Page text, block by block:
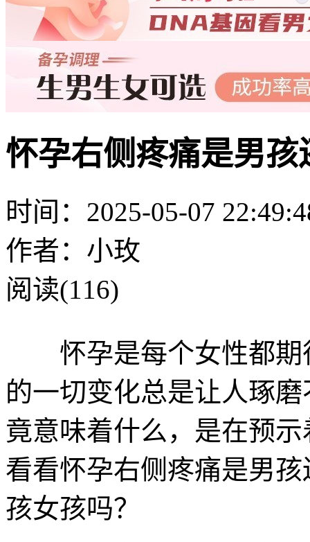
怀孕右侧疼痛是男孩
时间：2025-05-07
作者：小玫
阅读(116)
怀孕是每个女性都期
的一切变化总是让人琢
竟意味着什么，是在预
看看怀孕右侧疼痛是男
孩女孩吗？